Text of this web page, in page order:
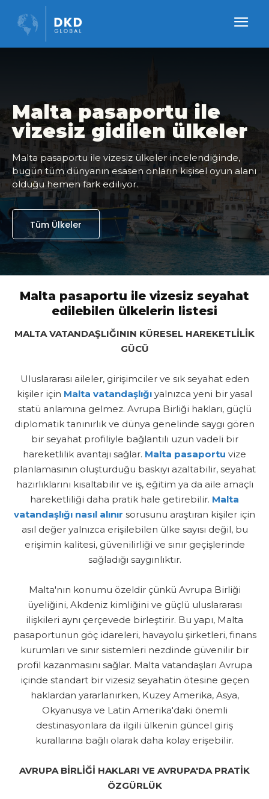
Malta pasaportu ile
vizesiz gidilen ülkeler
Malta pasaportu ile vizesiz ülkeler incelendiğinde,
bugün tüm dünyanın esasen onların kişisel oyun alanı
olduğu hemen fark ediliyor.
Tüm Ülkeler
Malta pasaportu ile vizesiz seyahat
edilebilen ülkelerin listesi
MALTA VATANDAŞLIĞININ KÜRESEL HAREKETLİLİK
GÜCÜ
Uluslararası aileler, girişimciler ve sık seyahat eden
kişiler için Malta vatandaşlığı yalnızca yeni bir yasal
statü anlamına gelmez. Avrupa Birliği hakları, güçlü
diplomatik tanınırlık ve dünya genelinde saygı gören
bir seyahat profiliyle bağlantılı uzun vadeli bir
hareketlilik avantajı sağlar. Malta pasaportu vize
planlamasının oluşturduğu baskıyı azaltabilir, seyahat
hazırlıklarını kısaltabilir ve iş, eğitim ya da aile amaçlı
hareketliliği daha pratik hale getirebilir. Malta
vatandaşlığı nasıl alınır sorusunu araştıran kişiler için
asıl değer yalnızca erişilebilen ülke sayısı değil, bu
erişimin kalitesi, güvenilirliği ve sınır geçişlerinde
sağladığı saygınlıktır.
Malta'nın konumu özeldir çünkü Avrupa Birliği
üyeliğini, Akdeniz kimliğini ve güçlü uluslararası
ilişkileri aynı çerçevede birleştirir. Bu yapı, Malta
pasaportunun göç idareleri, havayolu şirketleri, finans
kurumları ve sınır sistemleri nezdinde güvenilir bir
profil kazanmasını sağlar. Malta vatandaşları Avrupa
içinde standart bir vizesiz seyahatin ötesine geçen
haklardan yararlanırken, Kuzey Amerika, Asya,
Okyanusya ve Latin Amerika'daki önemli
destinasyonlara da ilgili ülkenin güncel giriş
kurallarına bağlı olarak daha kolay erişebilir.
AVRUPA BİRLİĞİ HAKLARI VE AVRUPA'DA PRATİK
ÖZGÜRLÜK